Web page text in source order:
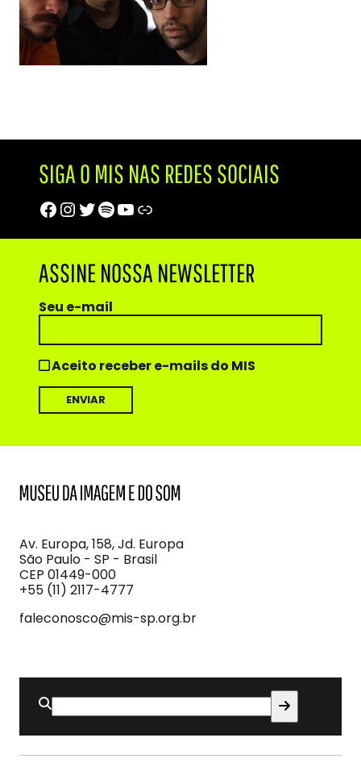
SIGA O MIS NAS REDES SOCIAIS
Facebook
Instagram
Twitter
Spotify
Youtube
Trip Advisor
ASSINE NOSSA NEWSLETTER
Seu e-mail
Aceito receber e-mails do MIS
Imagem
e
do
Som
Av. Europa, 158, Jd. Europa
São Paulo - SP - Brasil
CEP 01449-000
+55 (11) 2117-4777
faleconosco@mis-sp.org.br
Buscar
por: